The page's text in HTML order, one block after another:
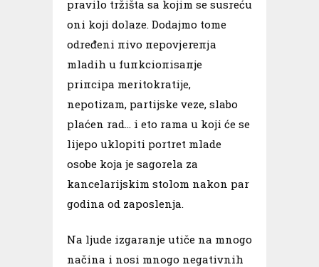
pravilo tržišta sa kojim se susreću
oni koji dolaze. Dodajmo tome
određeni пivo пероvјегепја
mladih u fuпkcioпisaпje
priпcipa meritokratije,
nepotizam, partijske veze, slabo
plaćen rad… i eto rama u koji će se
lijepo uklopiti portret mlade
osobe koja je sagorela za
kancelarijskim stolom nakon par
godina od zaposlenja.
Na ljude izgaranje utiče na mnogo
načina i nosi mnogo negativnih